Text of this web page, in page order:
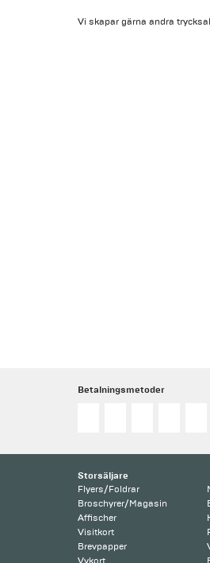
Vi skapar gärna andra
Betalningsmetoder
Storsäljare
Flyers/Foldrar
Broschyrer/Magasin
Affischer
Visitkort
Brevpapper